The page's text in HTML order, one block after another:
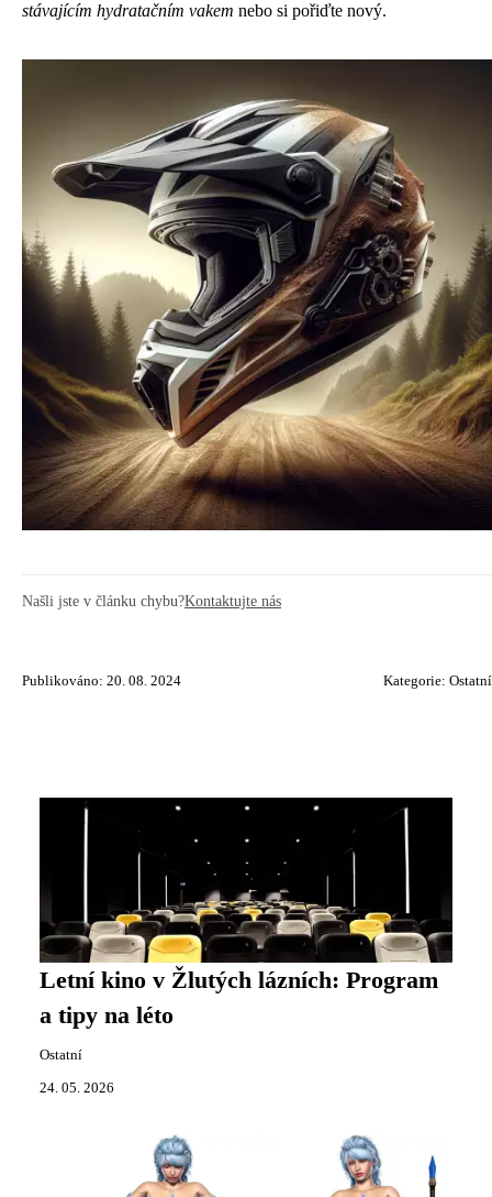
stávajícím hydratačním vakem nebo si pořiďte nový.
Našli jste v článku chybu?Kontaktujte nás
Publikováno: 20. 08. 2024 Kategorie: Ostatní
Letní kino v Žlutých lázních: Program
a tipy na léto
Ostatní
24. 05. 2026